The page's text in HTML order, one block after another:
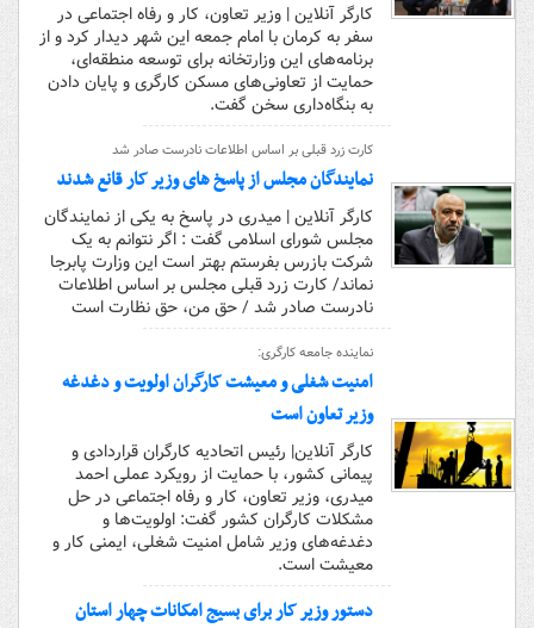
کارگر آنلاین | وزیر تعاون، کار و رفاه اجتماعی در
سفر به کرمان با امام جمعه این شهر دیدار کرد و از
برنامه‌های این وزارتخانه برای توسعه منطقه‌ای،
حمایت از تعاونی‌های مسکن کارگری و پایان دادن
به بنگاه‌داری سخن گفت.
کارت زرد قبلی بر اساس اطلاعات نادرست صادر شد
نمایندگان مجلس از پاسخ های وزیر کار قانع شدند
کارگر آنلاین | میدری در پاسخ به یکی از نمایندگان
مجلس شورای اسلامی گفت : اگر نتوانم به یک
شرکت بازرس بفرستم بهتر است این وزارت پابرجا
نماند/ کارت زرد قبلی مجلس بر اساس اطلاعات
نادرست صادر شد / حق من، حق نظارت است
نماینده جامعه کارگری:
امنیت شغلی و معیشت کارگران اولویت و دغدغه
وزیر تعاون است
کارگر آنلاین| رئیس اتحادیه کارگران قراردادی و
پیمانی کشور، با حمایت از رویکرد عملی احمد
میدری، وزیر تعاون، کار و رفاه اجتماعی در حل
مشکلات کارگران کشور گفت: اولویت‌ها و
دغدغه‌های وزیر شامل امنیت شغلی، ایمنی کار و
معیشت است.
دستور وزیر کار برای بسیج امکانات چهار استان